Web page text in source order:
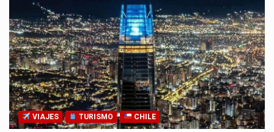
VIAJES TURISMO CHILE